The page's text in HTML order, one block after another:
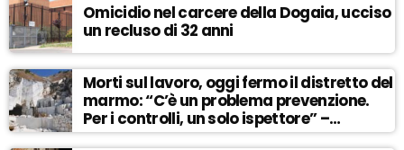
Omicidio nel carcere della Dogaia, ucciso
un recluso di 32 anni
Morti sul lavoro, oggi fermo il distretto del
marmo: “C’è un problema prevenzione.
Per i controlli, un solo ispettore” –
ASCOLTA